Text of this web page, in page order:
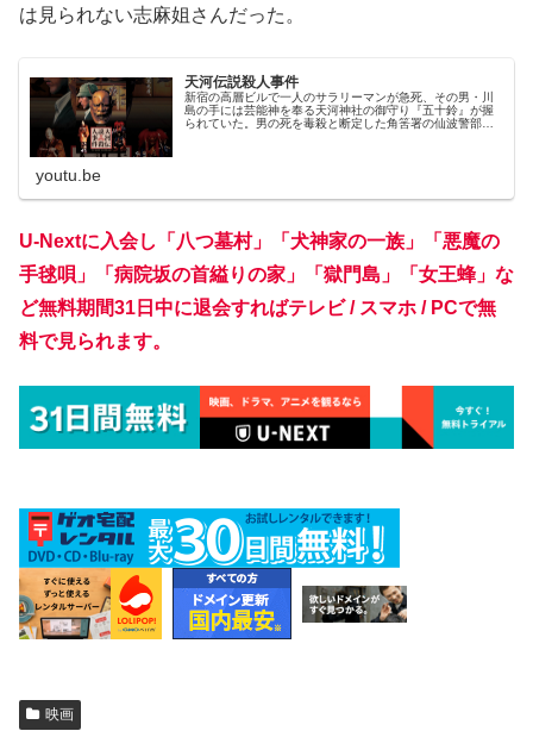
は見られない志麻姐さんだった。
天河伝説殺人事件
新宿の高層ビルで一人のサラリーマンが急死、その男・川
島の手には芸能神を奉る天河神社の御守り『五十鈴』が握
られていた。男の死を毒殺と断定した角筈署の仙波警部補
youtu.be
U-Nextに入会し
「八つ墓村」「犬神家の一族」「悪魔の
手毬唄」「病院坂の首縊りの家」「獄門島」「女王蜂」 な
ど無料期間31日中に退会すればテレビ / スマホ / PCで無
料で見られます。
映画